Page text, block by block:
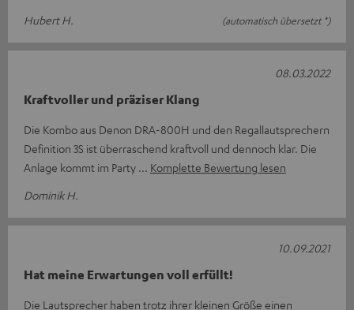
Hubert H.
(automatisch übersetzt *)
Kraftvoller und präziser Klang
Die Kombo aus Denon DRA-800H und den Regallautsprechern
Definition 3S ist überraschend kraftvoll und dennoch klar. Die
Anlage kommt im Party
Komplette Bewertung lesen
Dominik H.
08.03.2022
Hat meine Erwartungen voll erfüllt!
Die Lautsprecher haben trotz ihrer kleinen Größe einen
10.09.2021